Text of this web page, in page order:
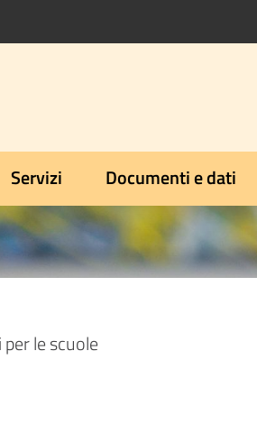
Servizi Documenti e dati
le scuole